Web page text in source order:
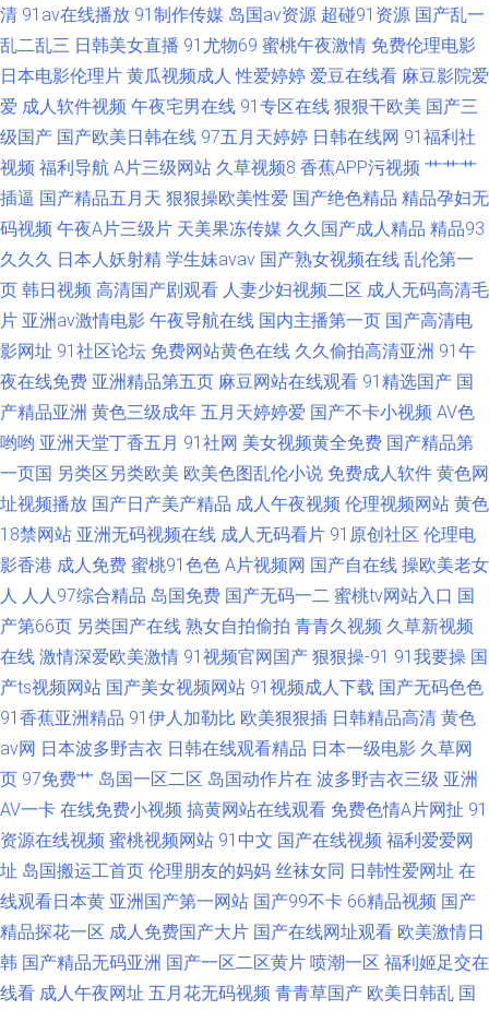
国产一久久一 91h片 丁香六月亭亭 色色国产精品 91视频网站在
清 91av在线播放 91制作传媒 岛国av资源 超碰91资源 国产乱一
乱二乱三 日韩美女直播 91尤物69 蜜桃午夜激情 免费伦理电影
日本电影伦理片 黄瓜视频成人 性爱婷婷 爱豆在线看 麻豆影院爱
爱 成人软件视频 午夜宅男在线 91专区在线 狠狠干欧美 国产三
级国产 国产欧美日韩在线 97五月天婷婷 日韩在线网 91福利社
视频 福利导航 A片三级网站 久草视频8 香蕉APP污视频 艹艹艹
插逼 国产精品五月天 狠狠操欧美性爱 国产绝色精品 精品孕妇无
码视频 午夜A片三级片 天美果冻传媒 久久国产成人精品 精品93
久久久 日本人妖射精 学生妹avav 国产熟女视频在线 乱伦第一
页 韩日视频 高清国产剧观看 人妻少妇视频二区 成人无码高清毛
片 亚洲av激情电影 午夜导航在线 国内主播第一页 国产高清电
影网址 91社区论坛 免费网站黄色在线 久久偷拍高清亚洲 91午
夜在线免费 亚洲精品第五页 麻豆网站在线观看 91精选国产 国
产精品亚洲 黄色三级成年 五月天婷婷爱 国产不卡小视频 AV色
哟哟 亚洲天堂丁香五月 91社网 美女视频黄全免费 国产精品第
一页国 另类区另类欧美 欧美色图乱伦小说 免费成人软件 黄色网
址视频播放 国产日产美产精品 成人午夜视频 伦理视频网站 黄色
18禁网站 亚洲无码视频在线 成人无码看片 91原创社区 伦理电
影香港 成人免费 蜜桃91色色 A片视频网 国产自在线 操欧美老女
人 人人97综合精品 岛国免费 国产无码一二 蜜桃tv网站入口 国
产第66页 另类国产在线 熟女自拍偷拍 青青久视频 久草新视频
在线 激情深爱欧美激情 91视频官网国产 狠狠操-91 91我要操 国
产ts视频网站 国产美女视频网站 91视频成人下载 国产无码色色
91香蕉亚洲精品 91伊人加勒比 欧美狠狠插 日韩精品高清 黄色
av网 日本波多野吉衣 日韩在线观看精品 日本一级电影 久草网
页 97免费艹 岛国一区二区 岛国动作片在 波多野吉衣三级 亚洲
AV一卡 在线免费小视频 搞黄网站在线观看 免费色情A片网扯 91
资源在线视频 蜜桃视频网站 91中文 国产在线视频 福利爱爱网
址 岛国搬运工首页 伦理朋友的妈妈 丝袜女同 日韩性爱网址 在
线观看日本黄 亚洲国产第一网站 国产99不卡 66精品视频 国产
精品探花一区 成人免费国产大片 国产在线网址观看 欧美激情日
韩 国产精品无码亚洲 国产一区二区黄片 喷潮一区 福利姬足交在
线看 成人午夜网址 五月花无码视频 青青草国产 欧美日韩乱 国